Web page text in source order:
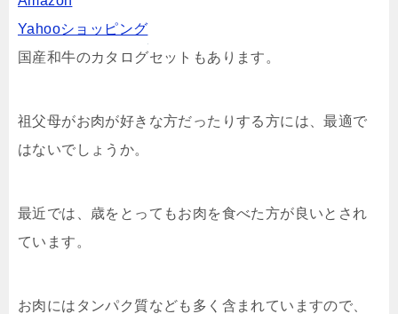
Yahooショッピング
国産和牛のカタログセットもあります。
祖父母がお肉が好きな方だったりする方には、最適で
はないでしょうか。
最近では、歳をとってもお肉を食べた方が良いとされ
ています。
お肉にはタンパク質なども多く含まれていますので、